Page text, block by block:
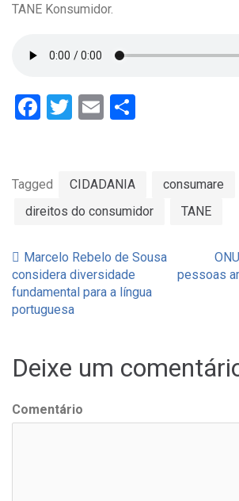
TANE Konsumidor.
Facebook
Twitter
Email
Tagged CIDADANIA consumare
direitos do consumidor
TANE
Navegação
de
Marcelo Rebelo de Sousa
considera diversidade
fundamental para a língua
portuguesa
pessoas
Deixe um
Comentário